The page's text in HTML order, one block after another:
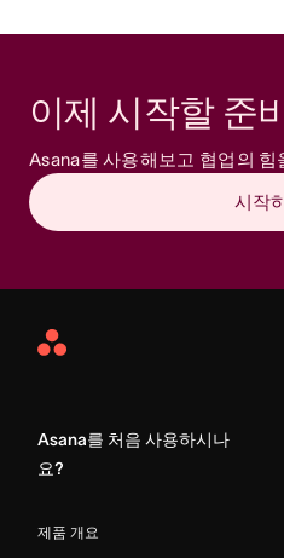
이제 시작할 준
Asana를 사용해보고 협업의 힘
시작
Asana
Asana를 처음 사용하시나
요?
제품 개요